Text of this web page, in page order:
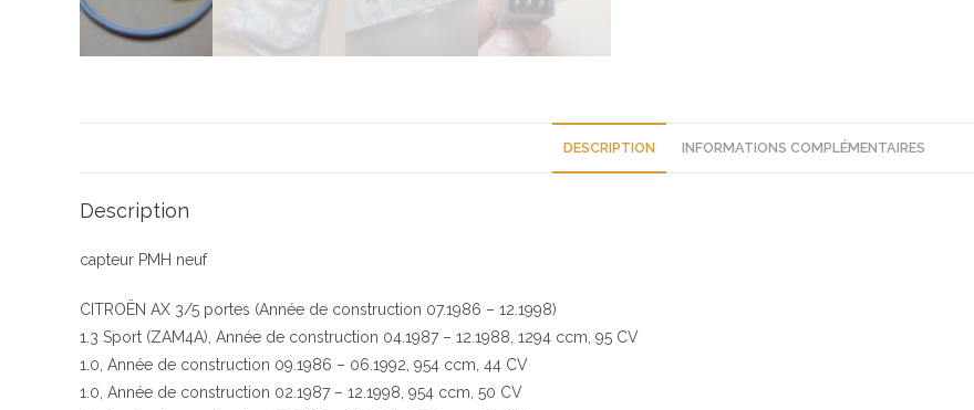
bx
DESCRIPTION INFORMATIONS COMPLÉMENTAIRES
Description
capteur PMH neuf
CITROËN AX 3/5 portes (Année de construction 07.1986 – 12.1998)
1.3 Sport (ZAM4A), Année de construction 04.1987 – 12.1988, 1294 ccm, 95 CV
1.0, Année de construction 09.1986 – 06.1992, 954 ccm, 44 CV
1.0, Année de construction 02.1987 – 12.1998, 954 ccm, 50 CV